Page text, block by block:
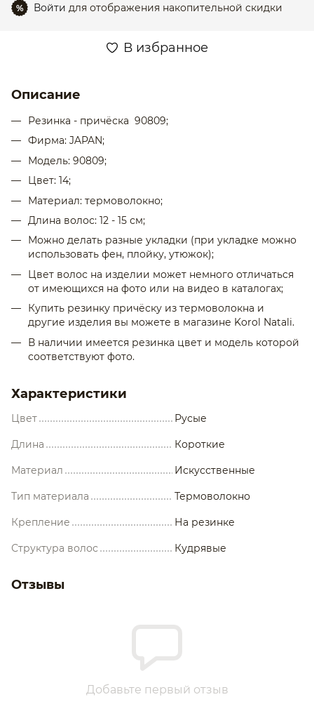
% Войти для отображения накопительной скидки
В избранное
Описание
Резинка - причёска 90809;
Фирма: JAPAN;
Модель: 90809;
Цвет: 14;
Материал: термоволокно;
Длина волос: 12 - 15 см;
Можно делать разные укладки (при укладке можно
использовать фен, плойку, утюжок);
Цвет волос на изделии может немного отличаться
от имеющихся на фото или на видео в каталогах;
Купить резинку причёску из термоволокна и
другие изделия вы можете в магазине Korol Natali.
В наличии имеется резинка цвет и модель которой
соответствуют фото.
Характеристики
Цвет Русые
Длина Короткие
Материал Искусственные
Тип материала Термоволокно
Крепление На резинке
Структура волос Кудрявые
Отзывы
Добавьте первый отзыв